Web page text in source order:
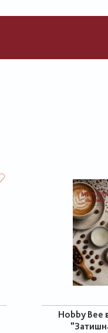
Hobby Bee